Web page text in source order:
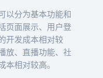
以分为基本功能和
页面展示、用户登
开发成本相对较
放、直播功能、社
相对较高。